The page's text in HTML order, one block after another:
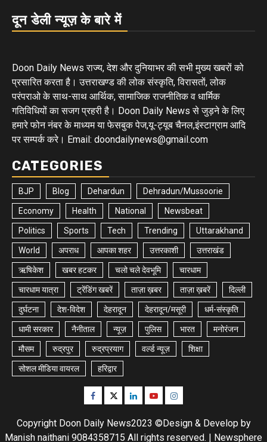
दून डेली न्यूज़ के बारे में
Doon Daily News राज्य, देश और दुनियाभर की सभी मुख्य खबरों को
प्रसारित करता है। उत्तराखण्ड की लोक संस्कृति, विरासतों, लोक
परंपराओ के साथ-साथ आर्थिक, सामाजिक राजनीतिक व धार्मिक
गतिविधियों का सजग प्रहरी है। Doon Daily News से जुड़ने के लिए
हमारे फोन नंबर के माध्यम या फेसबुक पेज,यू-ट्यूब चैनल,इंस्टाग्राम आदि
पर सम्पर्क करे। Email: doondailynews@gmail.com
CATEGORIES
BJP Blog Dehardun Dehradun/Mussoorie
Economy Health National Newsbeat
Politics Sports Tech Trending Uttarakhand
World अपराध आपका शहर उत्तरकाशी उत्तराखंड
ऋषिकेश खबर हटकर चलो चले देवभूमि चारधाम
चारधाम यात्रा ट्रेंडिंग खबरें ताज़ा ख़बर ताज़ा ख़बरें दिल्ली
दुर्घटना देश-विदेश देहरादून देहरादून/मसूरी धर्म-संस्कृति
धामी सरकार नैनीताल न्यूज़ पुलिस भारत मनोरंजन
मौसम रुद्रपुर रुद्रप्रयाग वर्ल्ड न्यूज़ शिक्षा
सोशल मीडिया वायरल हरिद्वार
Facebook
TwitterLinkedinYoutubeInstagram
Copyright Doon Daily News2023 ©Design & Develop by
Manish naithani 9084358715 All rights reserved. | Newsphere